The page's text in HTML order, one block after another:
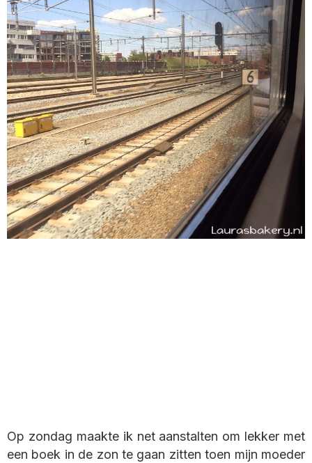
Op zondag maakte ik net aanstalten om lekker met
een boek in de zon te gaan zitten toen mijn moeder